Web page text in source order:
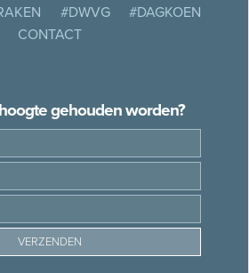
#DWVG
#DAGKOEN
CONTACT
gehouden worden?